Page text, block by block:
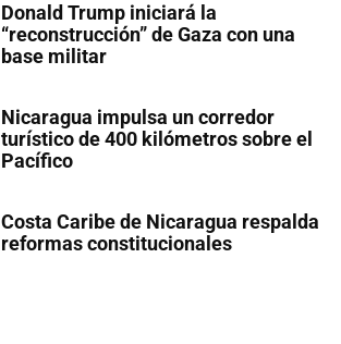
Donald Trump iniciará la
“reconstrucción” de Gaza con una
base militar
Nicaragua impulsa un corredor
turístico de 400 kilómetros sobre el
Pacífico
Costa Caribe de Nicaragua respalda
reformas constitucionales